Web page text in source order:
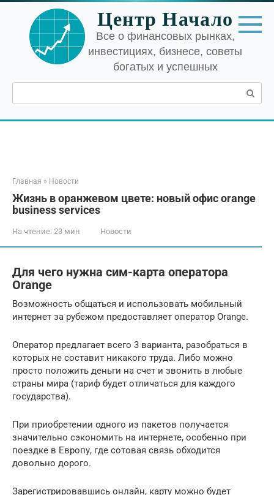
Перейти
контенту
Центр Начало
Все о финансовых рынках,
инвестициях, бизнесе, советы
богатых и успешных
Поиск:
Главная » Новости
Жизнь в оранжевом цвете: новый офис orange
business services
На чтение: 23 мин Новости
Для чего нужна сим-карта оператора
Orange
Возможность общаться и использовать мобильный
интернет за рубежом предоставляет оператор Orange.
Оператор предлагает всего 3 варианта, разобраться в
которых не составит никакого труда. Либо можно
просто положить деньги на счет и звонить в любые
страны мира (тариф будет отличаться для каждого
государства).
При приобретении одного из пакетов получается
значительно сэкономить на интернете, особенно при
поездке в Европу, где сотовая связь обходится
довольно дорого.
Зарегистрировавшись онлайн, карту можно будет